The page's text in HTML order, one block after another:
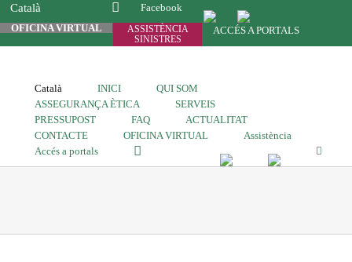
Català
Facebook
OFICINA VIRTUAL
ASSISTÈNCIA
SINISTRES
ACCÉS A PORTALS
Català INICI
QUI SOM
ASSEGURANÇA ÈTICA
SERVEIS
PRESSUPOST
FAQ
ACTUALITAT
CONTACTE
OFICINA VIRTUAL
Assistència
Accés a portals